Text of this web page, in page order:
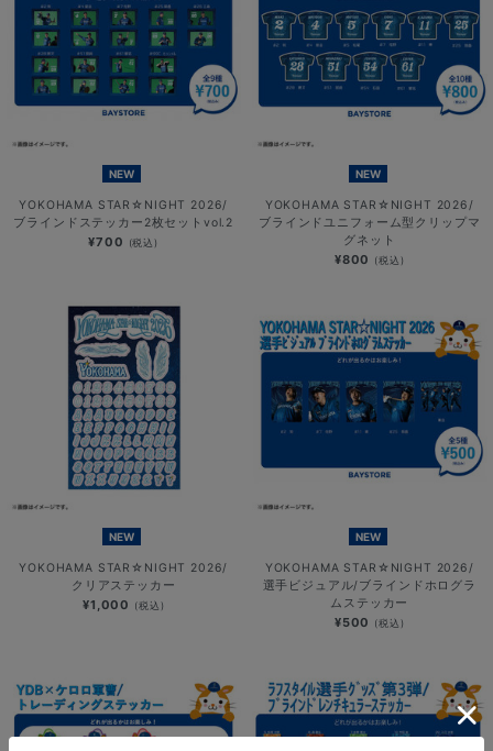
NEW
YOKOHAMA STAR☆NIGHT 2026/
ブラインドステッカー2枚セットvol.2
¥700 (税込)
NEW
YOKOHAMA STAR☆NIGHT 2026/
ブラインドユニフォーム型クリップマ
グネット
¥800 (税込)
NEW
YOKOHAMA STAR☆NIGHT 2026/
クリアステッカー
¥1,000 (税込)
NEW
YOKOHAMA STAR☆NIGHT 2026/
選手ビジュアル/ブラインドホログラ
ムステッカー
¥500 (税込)